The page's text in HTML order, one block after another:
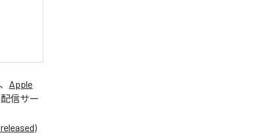
Apple
信サー